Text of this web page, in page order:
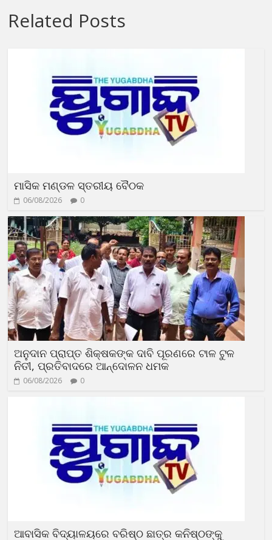
Related Posts
ମାସିକ ମଣ୍ଡଳ ସ୍ତରୀୟ ବୈଠକ
06/08/2026 0
ଅନୁଦାନ ପ୍ରାପ୍ତ ଶିକ୍ଷକଙ୍କ ଦାବି ପୂରଣରେ ଟାଳ ଟୁଳ
ନିତୀ, ପ୍ରତିବାଦରେ ଆନ୍ଦୋଳନ ଧମକ
06/08/2026 0
ଆବାସିକ ବିଦ୍ୟାଳୟରେ ବରିଷ୍ଠ ଛାତ୍ର କନିଷ୍ଠଙ୍କୁ